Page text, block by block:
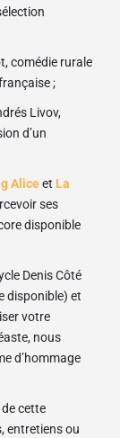
comédie rurale
;
Livov,
d’un
Aliceet La
ses
disponible
Denis Côté
disponible) et
votre
nous
d’hommage
cette
entretiens ou